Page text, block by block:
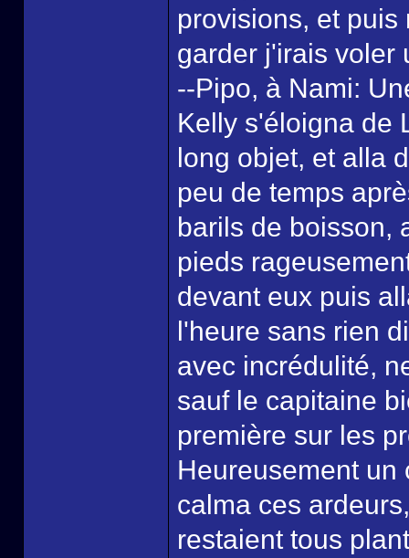
provisions, et puis
garder j'irais voler
--Pipo, à Nami:
Kelly s'éloigna de
long objet, et alla
peu de temps
barils de boisson,
pieds
devant eux puis
l'heure sans rien
avec incrédulité,
sauf le capitaine
première sur les
Heureusement un
calma ces
restaient tous